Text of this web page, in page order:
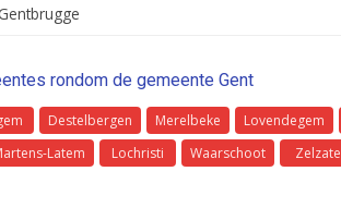
Gentbrugge
rondom de gemeente Gent
Destelbergen Merelbeke Lovendegem
Latem
Lochristi Waarschoot Zelzate